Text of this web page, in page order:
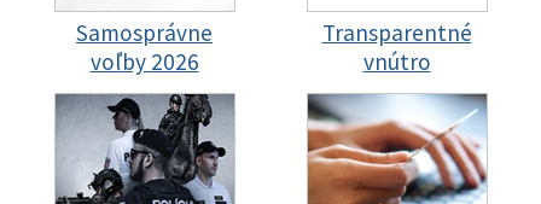
Samosprávne
voľby 2026
Transparentné
vnútro